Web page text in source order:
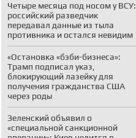
Четыре месяца под носом у ВСУ:
российский разведчик
передавал данные из тыла
противника и остался невидим
«Остановка «бэби-бизнеса»:
Трамп подписал указ,
блокирующий лазейку для
получения гражданства США
через роды
Зеленский объявил о
«специальной санкционной